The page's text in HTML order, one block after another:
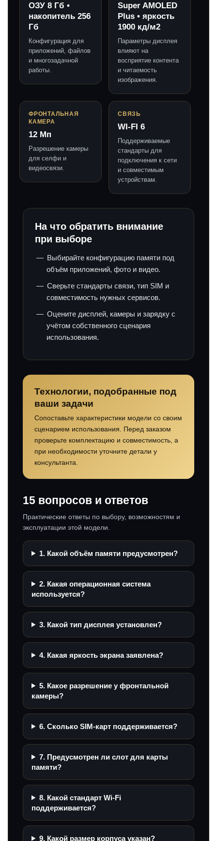
ОЗУ 8 Гб •
накопитель 256
Гб
Конфигурация для
приложений, файлов
и многозадачной
работы.
Super AMOLED
Plus • яркость
1900 кд/м2
Параметры дисплея
влияют на
восприятие контента
и читаемость
изображения.
ФРОНТАЛЬНАЯ
КАМЕРА
12 Мп
Разрешение камеры
для селфи и
видеосвязи.
СВЯЗЬ
WI-FI 6
Поддерживаемые
стандарты для
подключения к сети
и совместимым
устройствам.
На что обратить внимание
при выборе
Выбирайте конфигурацию памяти под
объём приложений, фото и видео.
Сверьте стандарты связи, тип SIM и
совместимость нужных сервисов.
Оцените дисплей, камеры и зарядку с
учётом собственного сценария
использования.
Технологии, подобранные под
ваши задачи
Сопоставьте характеристики модели со своим
сценарием использования. Перед заказом
проверьте комплектацию и совместимость, а
при необходимости уточните детали у
консультанта.
15 вопросов и ответов
Практические ответы по выбору, возможностям и
эксплуатации этой модели.
1. Какой объём памяти предусмотрен?
2. Какая операционная система
используется?
3. Какой тип дисплея установлен?
4. Какая яркость экрана заявлена?
5. Какое разрешение у фронтальной
камеры?
6. Сколько SIM-карт поддерживается?
7. Предусмотрен ли слот для карты
памяти?
8. Какой стандарт Wi‑Fi
поддерживается?
9. Какой размер корпуса указан?